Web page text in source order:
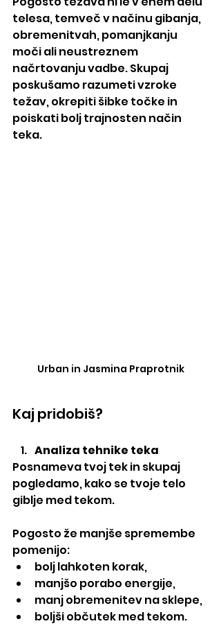
telesa, temveč v načinu gibanja,
obremenitvah, pomanjkanju
moči ali neustreznem
načrtovanju vadbe. Skupaj
poskušamo razumeti vzroke
težav, okrepiti šibke točke in
poiskati bolj trajnosten način
teka.
Urban in Jasmina Praprotnik
Kaj pridobiš?
Analiza tehnike teka
Posnameva tvoj tek in skupaj
pogledamo, kako se tvoje telo
giblje med tekom.
Pogosto že manjše spremembe
pomenijo:
bolj lahkoten korak,
manjšo porabo energije,
manj obremenitev na sklepe,
boljši občutek med tekom.